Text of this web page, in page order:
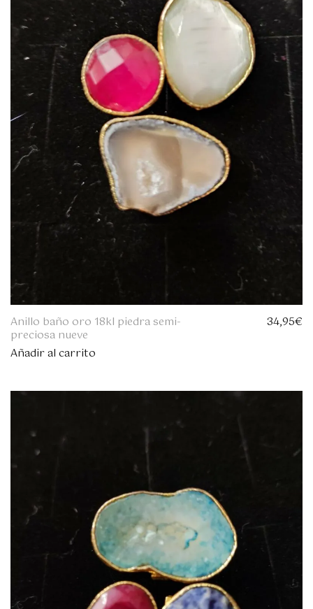
Anillo baño oro 18kl piedra semi-
preciosa nueve
Añadir al carrito
34,95€